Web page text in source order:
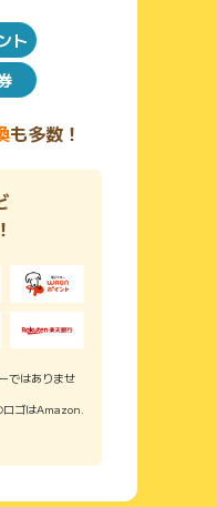
ト
も多数！
ではありませ
ゴはAmazon.